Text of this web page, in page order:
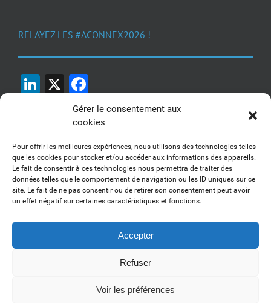
Gérer le consentement aux
cookies
Pour offrir les meilleures expériences, nous utilisons des technologies telles
que les cookies pour stocker et/ou accéder aux informations des appareils.
Le fait de consentir à ces technologies nous permettra de traiter des
données telles que le comportement de navigation ou les ID uniques sur ce
site. Le fait de ne pas consentir ou de retirer son consentement peut avoir
un effet négatif sur certaines caractéristiques et fonctions.
Accepter
Refuser
Voir les préférences
RELAYEZ LES #ACONNEX2026 !
LinkedIn
X
1, 2, 3... Buzzez !
Découvrez nos kits communication